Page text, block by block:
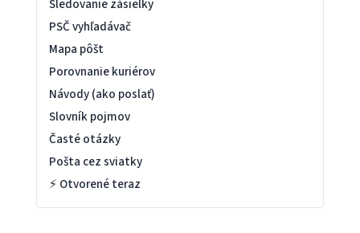
Sledovanie zásielky
PSČ vyhľadávač
Mapa pôšt
Porovnanie kuriérov
Návody (ako poslať)
Slovník pojmov
Časté otázky
Pošta cez sviatky
⚡ Otvorené teraz